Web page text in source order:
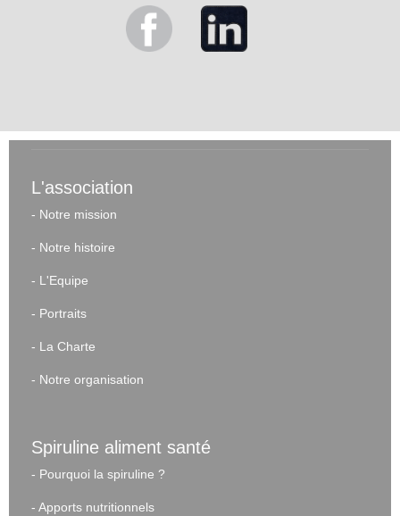
L'association
- Notre mission
- Notre histoire
- L'Equipe
- Portraits
- La Charte
- Notre organisation
Spiruline aliment santé
- Pourquoi la spiruline ?
- Apports nutritionnels